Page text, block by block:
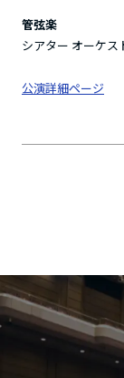
管弦楽
シアター オーケス
公演詳細ページ